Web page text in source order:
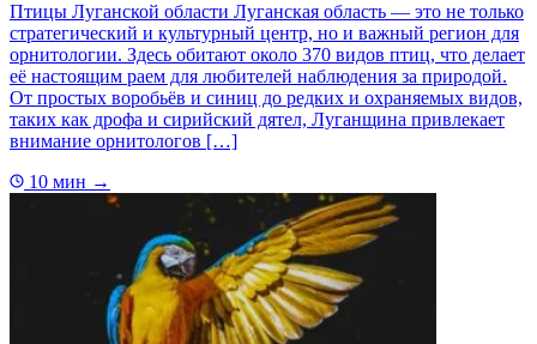
Птицы Луганской области Луганская область — это не только
стратегический и культурный центр, но и важный регион для
орнитологии. Здесь обитают около 370 видов птиц, что делает
её настоящим раем для любителей наблюдения за природой.
От простых воробьёв и синиц до редких и охраняемых видов,
таких как дрофа и сирийский дятел, Луганщина привлекает
внимание орнитологов […]
10 мин →